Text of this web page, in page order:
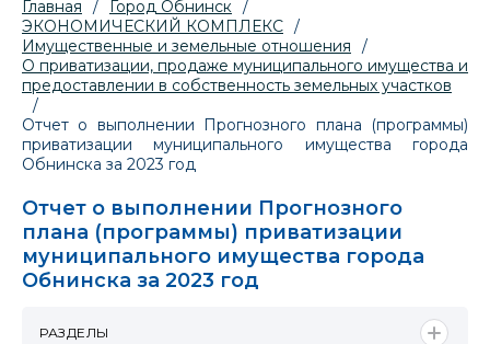
Главная / Город Обнинск /
ЭКОНОМИЧЕСКИЙ КОМПЛЕКС /
Имущественные и земельные отношения
/
О приватизации, продаже муниципального имущества и
предоставлении в собственность земельных участков
/
Отчет о выполнении Прогнозного плана (программы)
приватизации муниципального имущества города
Обнинска за 2023 год
Отчет о выполнении Прогнозного
плана (программы) приватизации
муниципального имущества города
Обнинска за 2023 год
РАЗДЕЛЫ